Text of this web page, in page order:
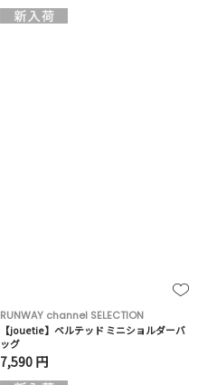
RUNWAY channel SELECTION
【jouetie】ベルテッド ミニショルダーバ
ッグ
7,590 円